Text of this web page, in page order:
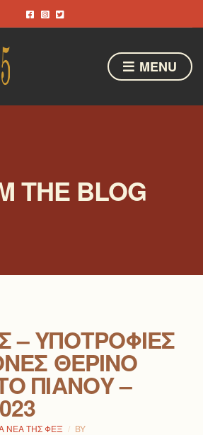
MENU
THE BLOG
– ΥΠΟΤΡΟΦΊΕΣ
ΘΕΡΙΝΌ
ΠΙΆΝΟΥ –
ΝΈΑ ΤΗΣ ΦΕΞ BY